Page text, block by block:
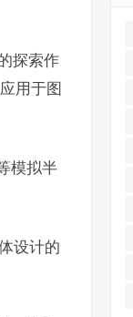
探索作
用于图
模拟半
设计的